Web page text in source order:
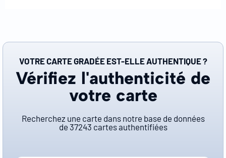
VOTRE CARTE GRADÉE EST-ELLE AUTHENTIQUE ?
Vérifiez l'authenticité de
votre carte
Recherchez une carte dans notre base de données
de 37243 cartes authentifiées